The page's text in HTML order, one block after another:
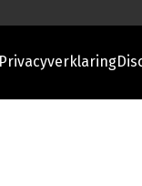
Privacyverklaring